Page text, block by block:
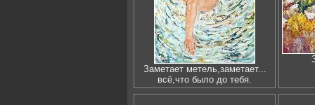
Заметает метель,заметает...
всё,что было до тебя.